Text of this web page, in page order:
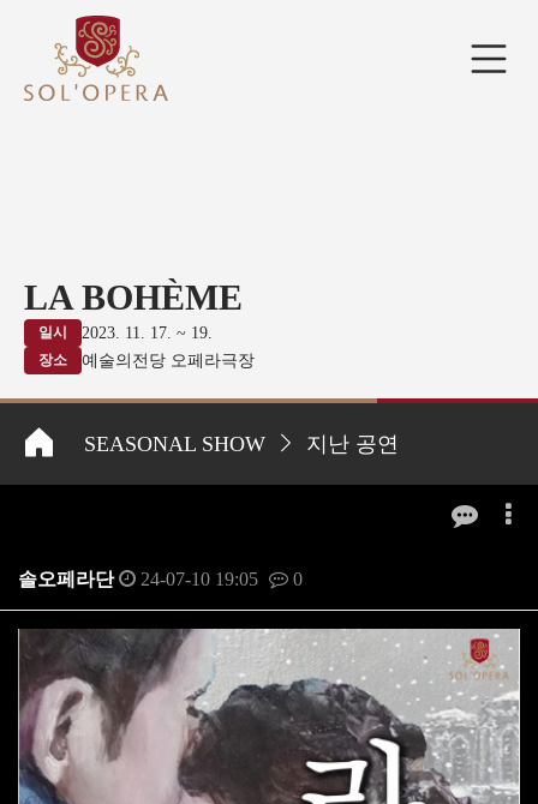
LA BOHÈME
일시 2023. 11. 17. ~ 19.
장소 예술의전당 오페라극장
SEASONAL SHOW 지난 공연
솔오페라단 24-07-10 19:05 0